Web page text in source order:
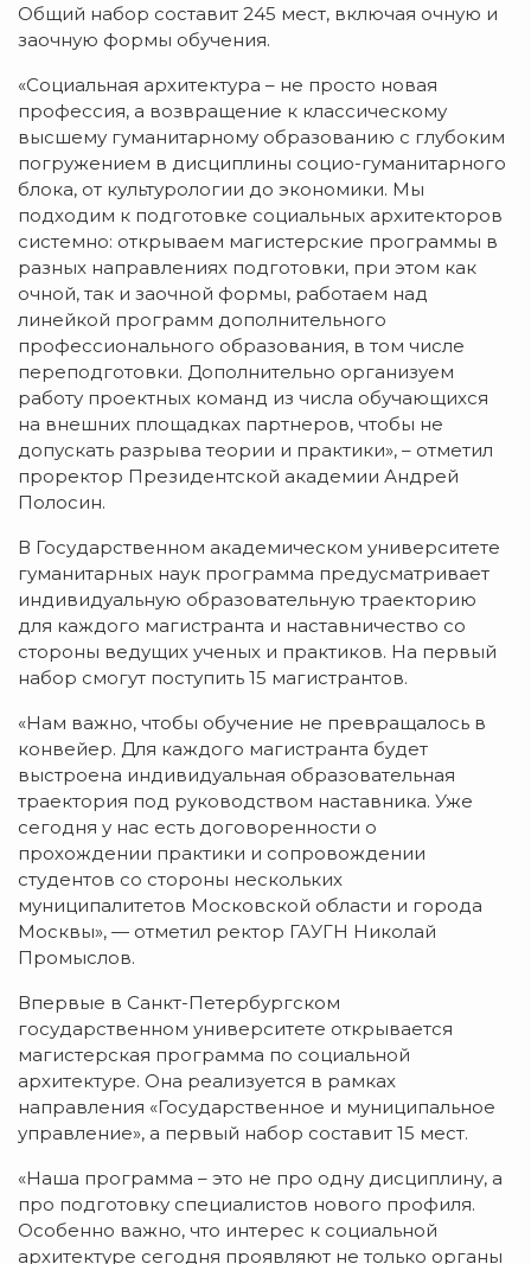
Общий набор составит 245 мест, включая очную и
заочную формы обучения.
«Социальная архитектура – не просто новая
профессия, а возвращение к классическому
высшему гуманитарному образованию с глубоким
погружением в дисциплины социо-гуманитарного
блока, от культурологии до экономики. Мы
подходим к подготовке социальных архитекторов
системно: открываем магистерские программы в
разных направлениях подготовки, при этом как
очной, так и заочной формы, работаем над
линейкой программ дополнительного
профессионального образования, в том числе
переподготовки. Дополнительно организуем
работу проектных команд из числа обучающихся
на внешних площадках партнеров, чтобы не
допускать разрыва теории и практики», – отметил
проректор Президентской академии Андрей
Полосин.
В Государственном академическом университете
гуманитарных наук программа предусматривает
индивидуальную образовательную траекторию
для каждого магистранта и наставничество со
стороны ведущих ученых и практиков. На первый
набор смогут поступить 15 магистрантов.
«Нам важно, чтобы обучение не превращалось в
конвейер. Для каждого магистранта будет
выстроена индивидуальная образовательная
траектория под руководством наставника. Уже
сегодня у нас есть договоренности о
прохождении практики и сопровождении
студентов со стороны нескольких
муниципалитетов Московской области и города
Москвы», — отметил ректор ГАУГН Николай
Промыслов.
Впервые в Санкт-Петербургском
государственном университете открывается
магистерская программа по социальной
архитектуре. Она реализуется в рамках
направления «Государственное и муниципальное
управление», а первый набор составит 15 мест.
«Наша программа – это не про одну дисциплину, а
про подготовку специалистов нового профиля.
Особенно важно, что интерес к социальной
архитектуре сегодня проявляют не только органы